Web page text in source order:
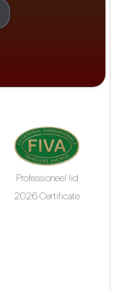
Professioneel lid
2026 Certificate